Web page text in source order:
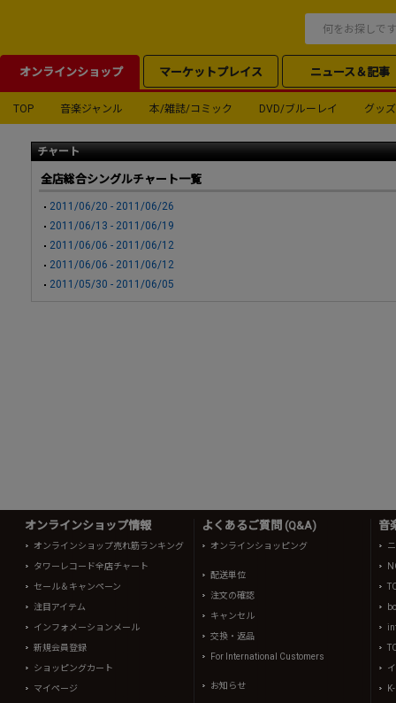
オンラインショップ マーケットプレイス ニュース＆記事
TOP 音楽ジャンル 本/雑誌/コミック DVD/ブルーレイ グッズ
チャート
全店総合シングルチャート一覧
2011/06/20 - 2011/06/26
2011/06/13 - 2011/06/19
2011/06/06 - 2011/06/12
2011/06/06 - 2011/06/12
2011/05/30 - 2011/06/05
オンラインショップ情報
オンラインショップ売れ筋ランキング
タワーレコード全店チャート
セール＆キャンペーン
注目アイテム
インフォメーションメール
新規会員登録
ショッピングカート
マイページ
よくあるご質問 (Q&A)
オンラインショッピング
配送単位
注文の確認
キャンセル
交換・返品
For International Customers
お知らせ
音